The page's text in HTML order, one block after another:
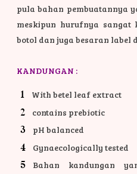
pula bahan pembuatannya
meskipun hurufnya sangat
botol dan juga besaran label
KANDUNGAN :
With betel leaf extract
contains prebiotic
pH balanced
Gynaecologically tested
Bahan kandungan